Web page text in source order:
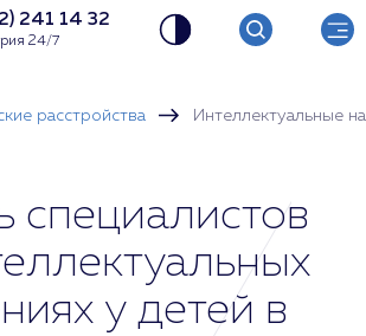
241 14 32
24/7
расстройства Интеллектуальные
специалистов
у детей в